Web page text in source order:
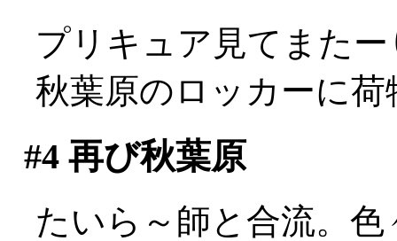
プリキュア見てまた
秋葉原のロッカーに
#4再び秋葉原
たいら～師と合流。色